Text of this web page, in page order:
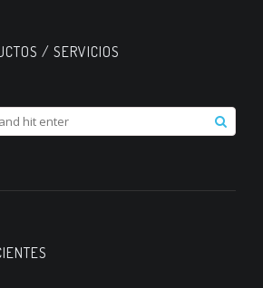
/ SERVICIOS